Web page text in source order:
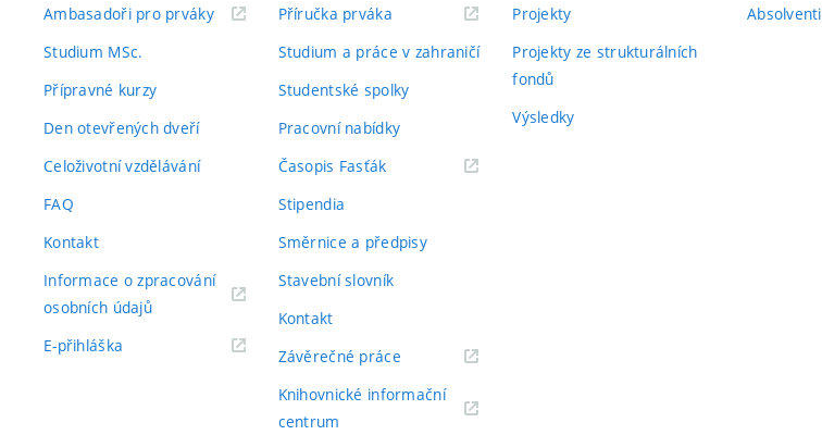
Ambasadoři pro prváky(externí
Studium MSc.
Přípravné kurzy
Den otevřených dveří
Celoživotní vzdělávání
FAQ
Kontakt
Informace o zpracování
osobních údajů(externí
E-přihláška
Příručka prváka(externí
Studium a práce v zahraničí
Studentské spolky
Pracovní nabídky
Časopis Fasťák(externí
Stipendia
Směrnice a předpisy
Stavební slovník
Kontakt
Závěrečné práce(externí
Knihovnické informační
centrum
Projekty
Projekty ze strukturálních
fondů
Výsledky
Absolventi